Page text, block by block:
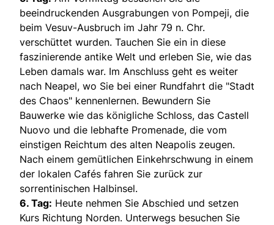
beeindruckenden Ausgrabungen von Pompeji, die
beim Vesuv-Ausbruch im Jahr 79 n. Chr.
verschüttet wurden. Tauchen Sie ein in diese
faszinierende antike Welt und erleben Sie, wie das
Leben damals war. Im Anschluss geht es weiter
nach Neapel, wo Sie bei einer Rundfahrt die "Stadt
des Chaos" kennenlernen. Bewundern Sie
Bauwerke wie das königliche Schloss, das Castell
Nuovo und die lebhafte Promenade, die vom
einstigen Reichtum des alten Neapolis zeugen.
Nach einem gemütlichen Einkehrschwung in einem
der lokalen Cafés fahren Sie zurück zur
sorrentinischen Halbinsel.
6. Tag: Heute nehmen Sie Abschied und setzen
Kurs Richtung Norden. Unterwegs besuchen Sie